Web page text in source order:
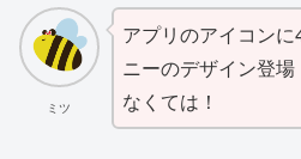
ミツ
アプリのアイコン
ニーのデザイン登
なくては！